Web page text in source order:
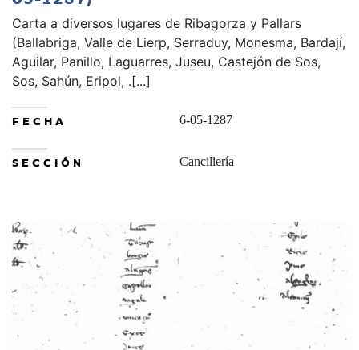
Carta a diversos lugares de Ribagorza y Pallars
(Ballabriga, Valle de Lierp, Serraduy, Monesma, Bardají,
Aguilar, Panillo, Laguarres, Juseu, Castejón de Sos,
Sos, Sahún, Eripol, .[...]
FECHA 6-05-1287
SECCIÓN Cancillería